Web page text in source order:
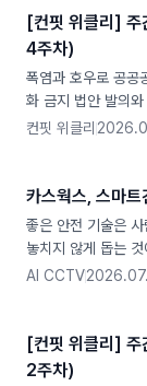
[컨핏 위클리] 주
4주차)
폭염과 호우로 공공
화 금지 법안 발의
스 5가지를 현장 관
컨핏 위클리
카스웍스, 스마
좋은 안전 기술은
놓치지 않게 돕는
AI CCTV
[컨핏 위클리] 주
2주차)